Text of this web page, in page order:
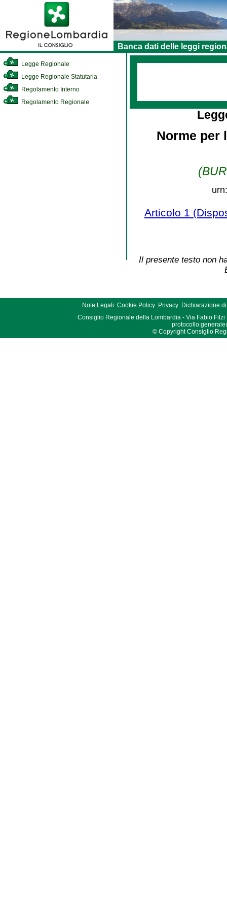
Banca dati delle leggi
Legge Regionale
Legge Regionale Statutaria
Regolamento Interno
Regolamento Regionale
Norme per
Articolo 1
Il presente testo non
Note Legali Cookie Policy Privacy
Dichiarazione
Consiglio Regionale della Lombardia - Via Fabio Filzi
© Copyright Consiglio